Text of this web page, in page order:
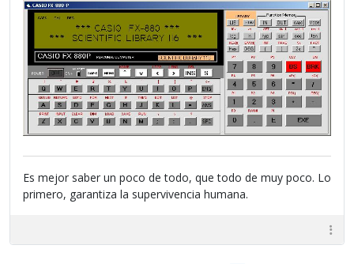
Es mejor saber un poco de todo, que todo de muy poco. Lo
primero, garantiza la supervivencia humana.